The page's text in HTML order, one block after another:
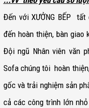
Đến với XƯỞNG BẾP
đến hoàn thiện, bàn giao
Đội ngũ Nhân viên văn
Sofa chúng tôi hoàn
gốc và trải nghiệm sản
cả các công trình lớn